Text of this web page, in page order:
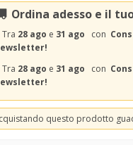
Ordina adesso e il
Tra 28 ago e 31 ago con
Tra 28 ago e 31 ago con
questo prodotto